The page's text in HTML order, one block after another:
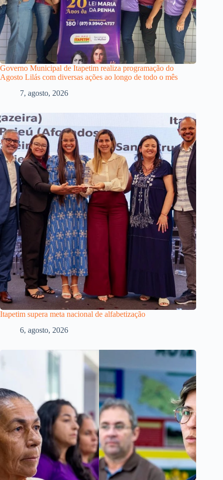
Governo Municipal de Itapetim realiza programação do
Agosto Lilás com diversas ações ao longo de todo o mês
7, agosto, 2026
Itapetim supera meta nacional de alfabetização
6, agosto, 2026